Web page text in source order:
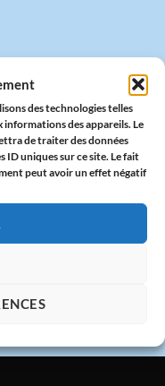
des technologies telles
des appareils. Le
de traiter des données
ID uniques sur ce site. Le fait
peut avoir un effet négatif
protégé
atelier à